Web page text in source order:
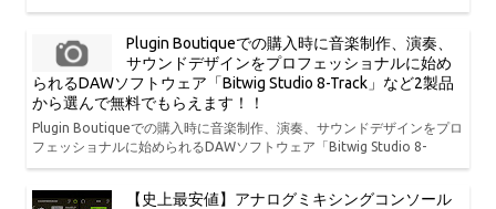
Plugin Boutiqueでの購入時に音楽制作、演奏、
サウンドデザインをプロフェッショナルに始め
られるDAWソフトウェア「Bitwig Studio 8-Track」など2製品
から選んで無料でもらえます！！
Plugin Boutiqueでの購入時に音楽制作、演奏、サウンドデザインをプロ
フェッショナルに始められるDAWソフトウェア「Bitwig Studio 8-
【史上最安値】アナログミキシングコンソール